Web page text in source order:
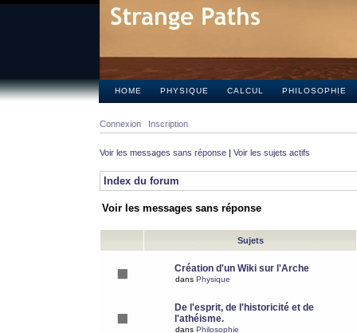
HOME PHYSIQUE CALCUL PHILOSOPHIE
Connexion Inscription
Voir les messages sans réponse | Voir les sujets actifs
Index du forum
Voir les messages sans réponse
Sujets
Création d'un Wiki sur l'Arche
dans Physique
De l'esprit, de l'historicité et de
l'athéisme.
dans Philosophie